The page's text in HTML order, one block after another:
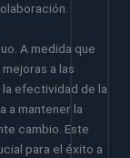
A medida que
a las
efectividad de la
a mantener la
cambio. Este
para el éxito a